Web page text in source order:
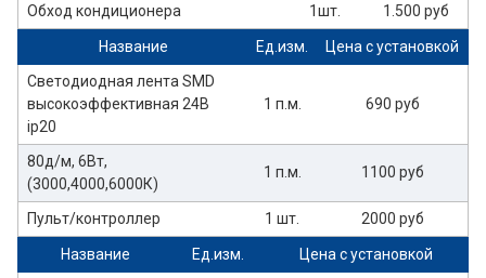
Обход кондиционера
1шт. 1.500 руб
Название Ед.изм.
Цена с установкой
Светодиодная лента SMD
высокоэффективная 24В
ip20
1 п.м. 690 руб
80д/м, 6Вт,
(3000,4000,6000К)
1 п.м. 1100 руб
Пульт/контроллер 1 шт. 2000 руб
Название Ед.изм.
Цена с установкой